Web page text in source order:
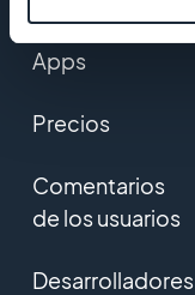
Reseller de
Apps
Precios
Comentarios
de los usuarios
Desarrolladores